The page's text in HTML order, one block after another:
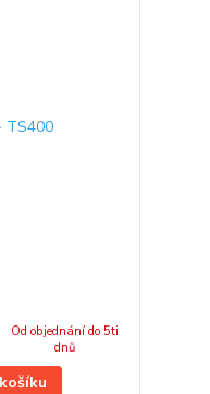
Od objednání do 5ti
dnů